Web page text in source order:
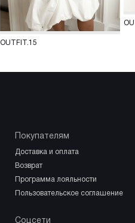
OUTFIT.15
Покупателям
доставка и оплата
возврат
программа лояльности
пользовательское соглашение
Соцсети